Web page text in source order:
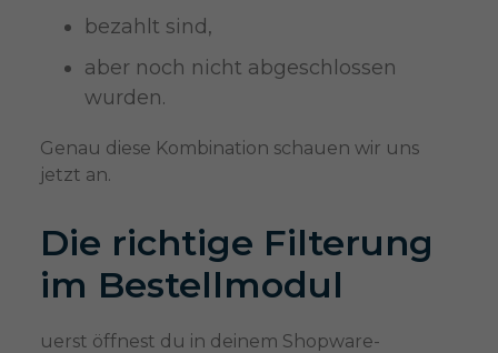
bezahlt sind,
aber noch nicht abgeschlossen
wurden.
Genau diese Kombination schauen wir uns
jetzt an.
Die richtige Filterung
im Bestellmodul
uerst öffnest du in deinem Shopware-